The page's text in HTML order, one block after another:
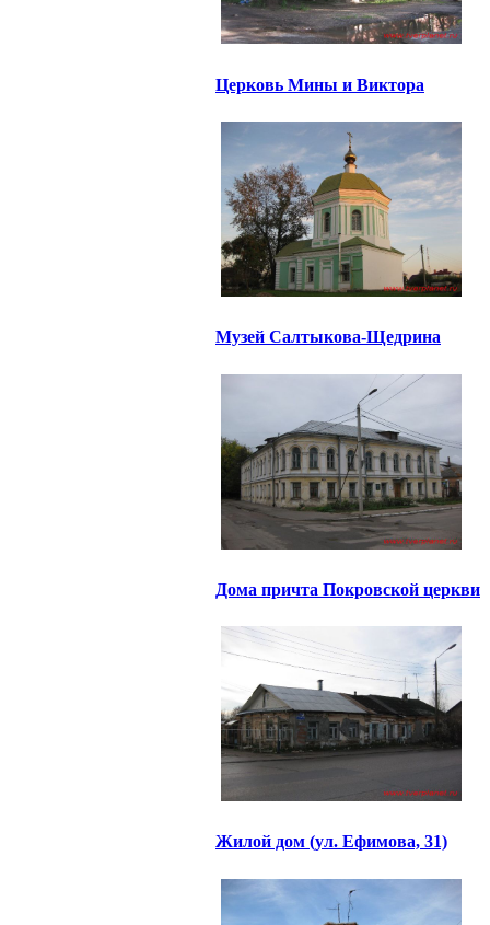
Церковь Мины и Виктора
Музей Салтыкова-Щедрина
Дома причта Покровской церкви
Жилой дом (ул. Ефимова, 31)